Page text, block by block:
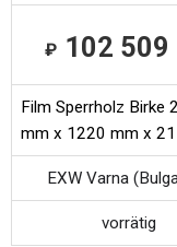
₽ 102 509
Film Sperrholz Birke
mm x 1220 mm x
EXW Varna
vorrätig